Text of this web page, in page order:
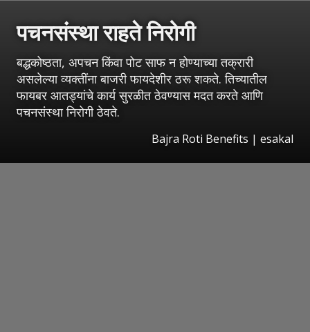
पचनसंस्था राहते निरोगी
बद्धकोष्ठता, अपचन किंवा पोट साफ न होण्याच्या तक्रारी
असलेल्या व्यक्तींना बाजरी फायदेशीर ठरू शकते. तिच्यातील
फायबर आतड्यांचे कार्य सुरळीत ठेवण्यास मदत करते आणि
पचनसंस्था निरोगी ठेवते.
Bajra Roti Benefits | esakal